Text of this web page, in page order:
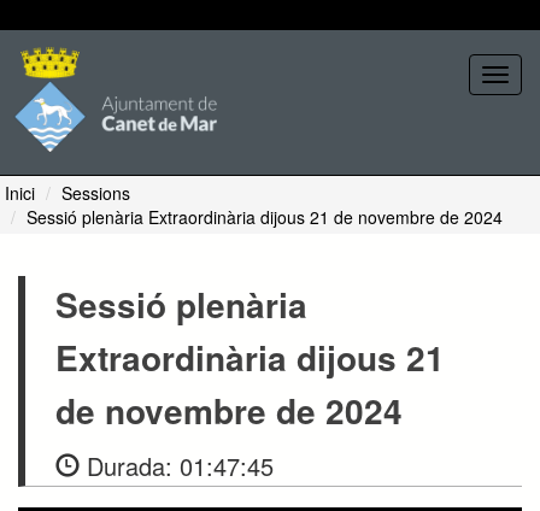
Inici
Sessions
Sessió plenària Extraordinària dijous 21 de novembre de 2024
Sessió plenària
Extraordinària dijous 21
de novembre de 2024
Durada: 01:47:45